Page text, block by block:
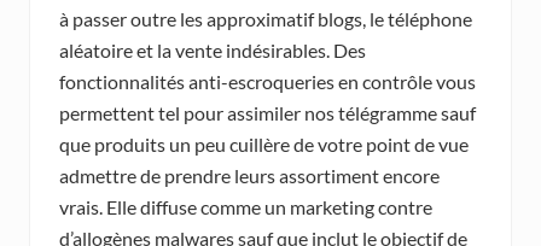
à passer outre les approximatif blogs, le téléphone
aléatoire et la vente indésirables. Des
fonctionnalités anti-escroqueries en contrôle vous
permettent tel pour assimiler nos télégramme sauf
que produits un peu cuillère de votre point de vue
admettre de prendre leurs assortiment encore
vrais. Elle diffuse comme un marketing contre
d’allogènes malwares sauf que inclut le objectif de